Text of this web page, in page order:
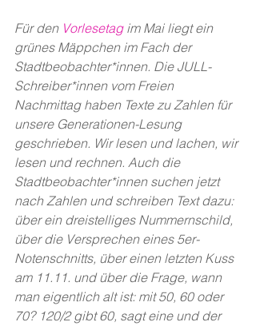
Für den Vorlesetag im Mai liegt ein
grünes Mäppchen im Fach der
Stadtbeobachter*innen. Die JULL-
Schreiber*innen vom Freien
Nachmittag haben Texte zu Zahlen für
unsere Generationen-Lesung
geschrieben. Wir lesen und lachen, wir
lesen und rechnen. Auch die
Stadtbeobachter*innen suchen jetzt
nach Zahlen und schreiben Text dazu:
über ein dreistelliges Nummernschild,
über die Versprechen eines 5er-
Notenschnitts, über einen letzten Kuss
am 11.11. und über die Frage, wann
man eigentlich alt ist: mit 50, 60 oder
70? 120/2 gibt 60, sagt eine und der